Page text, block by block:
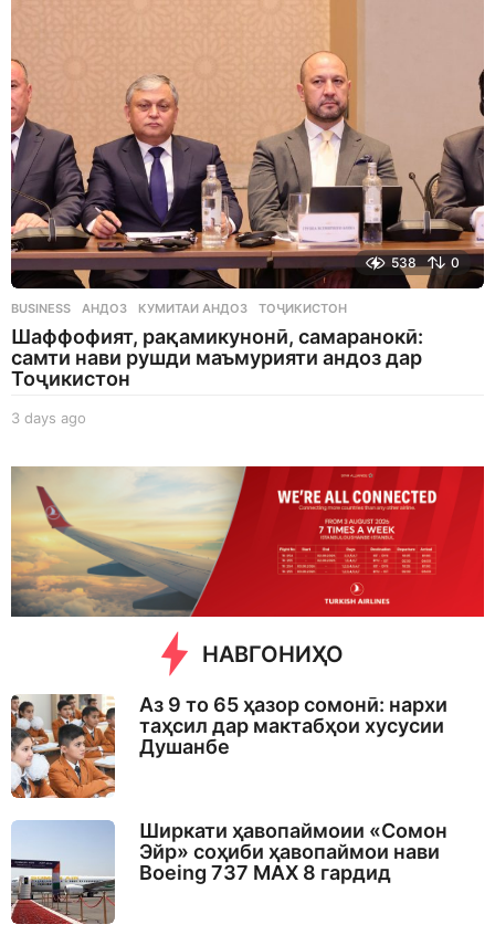
538 0
BUSINESS АНДОЗ ,КУМИТАИ АНДОЗ ,ТОҶИКИСТОН
Шаффофият, рақамикунонӣ, самаранокӣ:
самти нави рушди маъмурияти андоз дар
Тоҷикистон
3 days ago
g
o
НАВГОНИҲО
Аз 9 то 65 ҳазор сомонӣ: нархи
таҳсил дар мактабҳои хусусии
Душанбе
Ширкати ҳавопаймоии «Сомон
Эйр» соҳиби ҳавопаймои нави
Boeing 737 MAX 8 гардид